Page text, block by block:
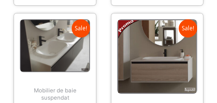
Sale!
Mobilier de baie
suspendat
Sale!